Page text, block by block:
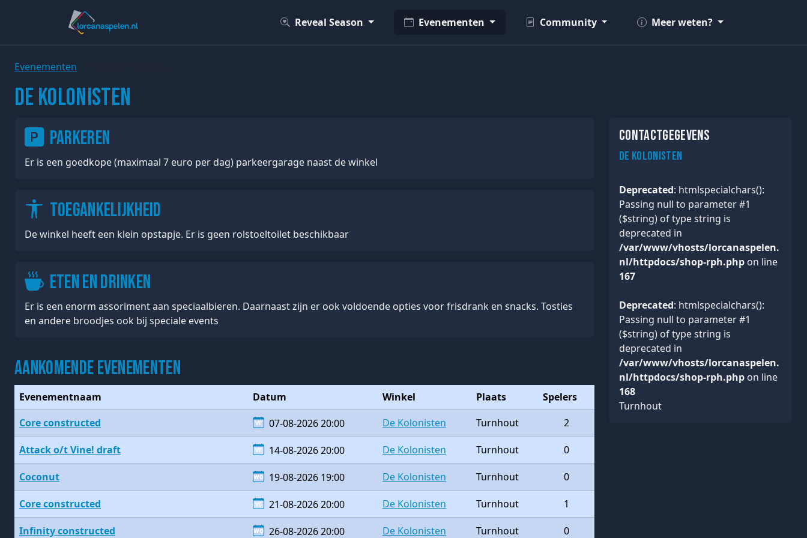
Reveal Season Evenementen Community Meer weten?
Evenementen
De Kolonisten
Parkeren
Er is een goedkope (maximaal 7 euro per dag) parkeergarage naast de winkel
Toegankelijkheid
De winkel heeft een klein opstapje. Er is geen rolstoeltoilet beschikbaar
Eten en drinken
Er is een enorm assoriment aan speciaalbieren. Daarnaast zijn er ook voldoende opties voor frisdrank en snacks. Tosties
en andere broodjes ook bij speciale events
Aankomende evenementen
Evenementnaam Datum Winkel Plaats
Spelers
Core constructed
vr 07-08-2026 20:00 De Kolonisten Turnhout 2
Attack o/t Vine! draft vr 14-08-2026 20:00 De Kolonisten Turnhout 0
Coconut wo 19-08-2026 19:00 De Kolonisten Turnhout 0
Core constructed vr 21-08-2026 20:00 De Kolonisten Turnhout 1
Infinity constructed wo 26-08-2026 20:00 De Kolonisten Turnhout 0
Contactgegevens
De Kolonisten
Deprecated: htmlspecialchars():
Passing null to parameter #1
($string) of type string is
deprecated in
/var/www/vhosts/lorcanaspelen.
nl/httpdocs/shop-rph.php on line
167
Deprecated: htmlspecialchars():
Passing null to parameter #1
($string) of type string is
deprecated in
/var/www/vhosts/lorcanaspelen.
nl/httpdocs/shop-rph.php on line
168
Turnhout